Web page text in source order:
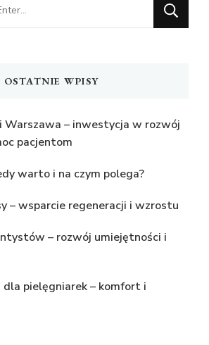
OSTATNIE WPISY
Warszawa – inwestycja w rozwój
pacjentom
warto i na czym polega?
– wsparcie regeneracji i wzrostu
– rozwój umiejętności i
dla pielęgniarek – komfort i